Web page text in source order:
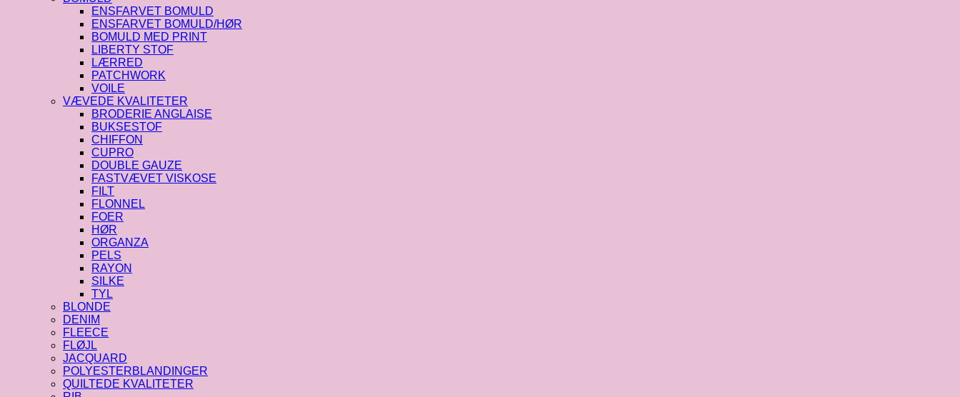
ENSFARVET BOMULD
ENSFARVET BOMULD/HØR
BOMULD MED PRINT
LIBERTY STOF
LÆRRED
PATCHWORK
VOILE
VÆVEDE KVALITETER
BRODERIE ANGLAISE
BUKSESTOF
CHIFFON
CUPRO
DOUBLE GAUZE
FASTVÆVET VISKOSE
FILT
FLONNEL
FOER
HØR
ORGANZA
PELS
RAYON
SILKE
TYL
BLONDE
DENIM
FLEECE
FLØJL
JACQUARD
POLYESTERBLANDINGER
QUILTEDE KVALITETER